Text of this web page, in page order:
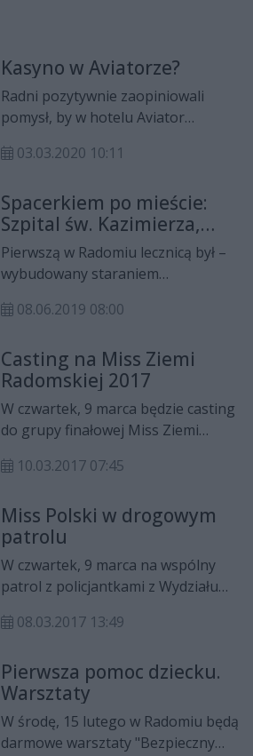
Kasyno w Aviatorze?
Radni pozytywnie zaopiniowali
pomysł, by w hotelu Aviator
stanie, zdecyduje Ministerstwo
03.03.2020 10:11
Spacerkiem po mieście:
Szpital św. Kazimierza,
obecnie hotel Aviator
Pierwszą w Radomiu lecznicą był –
wybudowany staraniem
Dobroczynności w 1828 roku -
08.06.2019 08:00
Casting na Miss Ziemi
Radomskiej 2017
W czwartek, 9 marca będzie casting
do grupy finałowej Miss Ziemi
zapraszają do udziału bezdzietne
nieskazitelnej opinii.
10.03.2017 07:45
Miss Polski w drogowym
patrolu
W czwartek, 9 marca na wspólny
patrol z policjantkami z Wydziału
Radomiu wyruszy Paulina Maziarz,
Miss Ziemi Radomskiej.
08.03.2017 13:49
Pierwsza pomoc dziecku.
Warsztaty
W środę, 15 lutego w Radomiu będą
darmowe warsztaty "Bezpieczny